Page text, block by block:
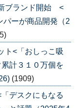
ブランド開始 <
パーが商品開発（2
ト<「おしっこ吸
計３１０万個を
(1909)
デスクにもなる